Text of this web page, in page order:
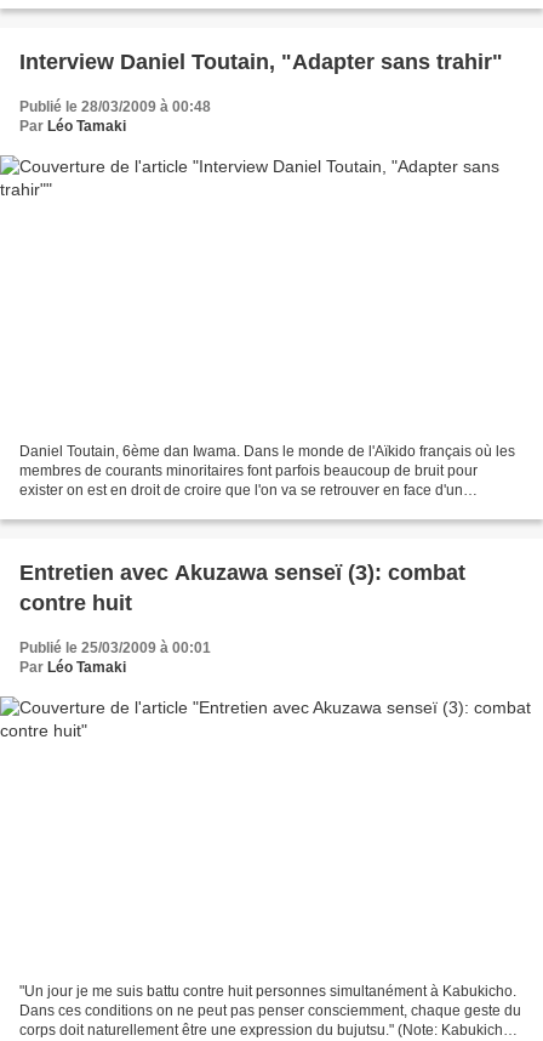
Interview Daniel Toutain, "Adapter sans trahir"
Publié le 28/03/2009 à 00:48
Par Léo Tamaki
Daniel Toutain, 6ème dan Iwama. Dans le monde de l'Aïkido français où les
membres de courants minoritaires font parfois beaucoup de bruit pour
exister on est en droit de croire que l'on va se retrouver en face d'un
Entretien avec Akuzawa senseï (3): combat
contre huit
Publié le 25/03/2009 à 00:01
Par Léo Tamaki
"Un jour je me suis battu contre huit personnes simultanément à Kabukicho.
Dans ces conditions on ne peut pas penser consciemment, chaque geste du
corps doit naturellement être une expression du bujutsu." (Note: Kabukicho